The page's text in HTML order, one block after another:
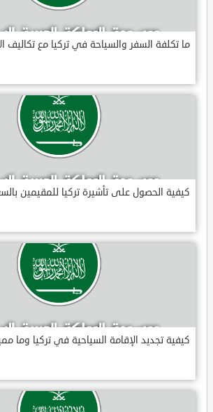
ما تكلفة السفر والسياحة في تركيا مع تكاليف
كيفية الحصول على تأشيرة تركيا للمقيمين
كيفية تجديد الإقامة السياحية في تركيا وما